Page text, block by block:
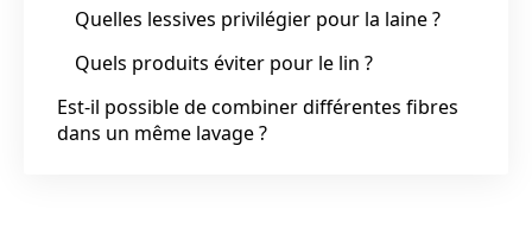
Quelles lessives privilégier pour la laine ?
Quels produits éviter pour le lin ?
Est-il possible de combiner différentes fibres
dans un même lavage ?